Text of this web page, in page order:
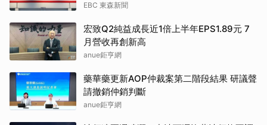
EBC 東森新聞
宏致Q2純益成長近1倍上半年EPS1.89元 7
月營收再創新高
anue鉅亨網
藥華藥更新AOP仲裁案第二階段結果 研議聲
請撤銷仲銷判斷
anue鉅亨網